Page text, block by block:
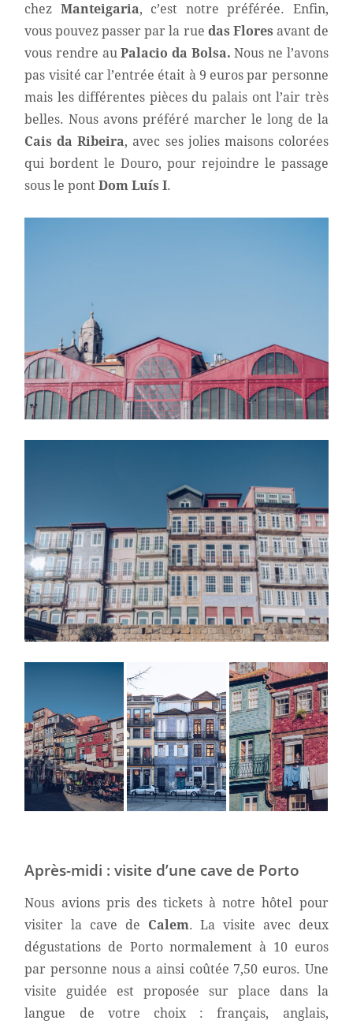
chez Manteigaria, c’est notre préférée.
Enfin,
vous pouvez passer par la rue das Flores avant de
vous rendre au Palacio da Bolsa. Nous ne l’avons
pas visité car l’entrée était à 9 euros par personne
mais les différentes pièces du palais ont l’air très
belles. Nous avons préféré marcher le long de la
Cais da Ribeira, avec ses jolies maisons colorées
qui bordent le Douro, pour rejoindre le passage
sous le pontDom Luís I.
Après-midi : visite d’une cave de Porto
Nous avions pris des tickets à notre hôtel pour
visiter la cave de Calem. La visite avec deux
dégustations de Porto normalement à 10 euros
par personne nous a ainsi coûtée 7,50 euros. Une
visite guidée est proposée sur place dans la
langue de votre choix : français, anglais,